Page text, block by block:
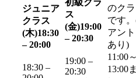
ジュニア
クラス
(木)18:30
– 20:00
18:30 –
初級クラ
ス
(金)19:00
– 20:30
19:00 –
20:30
のク
です
アン
あり)
11:00
13:00